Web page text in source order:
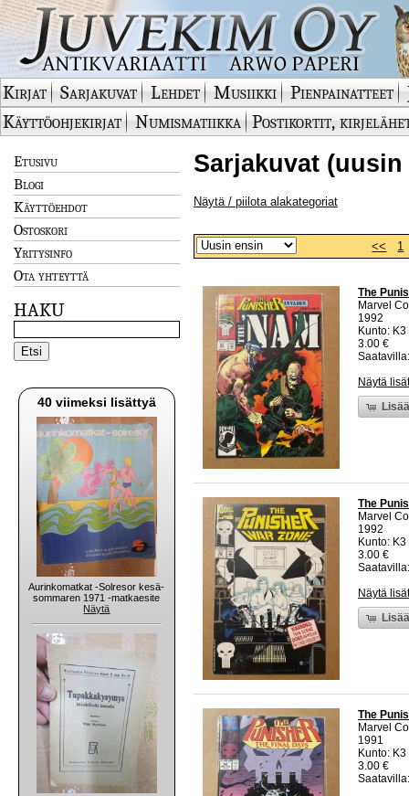
Kirjat Sarjakuvat Lehdet Musiikki Pienpainatteet
Käyttöohjekirjat
Numismatiikka Postikortit,
Etusivu
Blogi
Käyttöehdot
Ostoskori
Yritysinfo
Ota yhteyttä
HAKU
40 viimeksi lisättyä
Aurinkomatkat -Solresor kesä-
sommaren 1971 -matkaesite
Näytä
Sarjakuvat
Näytä / piilota alakategoriat
<< 1
The
Marvel
1992
Kunto:
3.00 €
Näytä
The
Marvel
1992
Kunto:
3.00 €
Näytä
The
Marvel
1991
Kunto:
3.00 €